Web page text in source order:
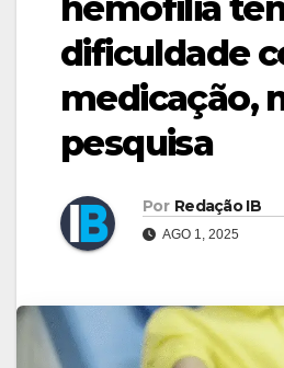
dificuldade
medicação,
pesquisa
Por Redação IB
AGO 1, 2025